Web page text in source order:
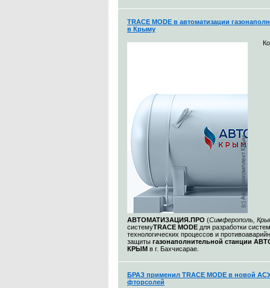
TRACE MODE в автоматизации
в Крыму
АВТОМАТИЗАЦИЯ.ПРО (Симферополь,
системуTRACE MODE для разработки
технологических процессов и
защиты газонаполнительной станции
КРЫМ в г. Бахчисарае.
БРАЗ применил TRACE MODE в новой
фторсолей